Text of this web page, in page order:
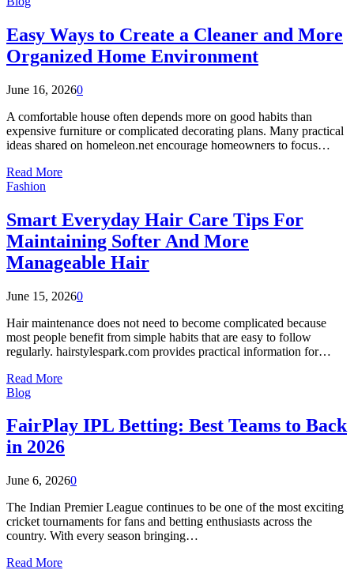
Easy Ways to Create a Cleaner and More
Organized Home Environment
June 16, 20260
A comfortable house often depends more on good habits than
expensive furniture or complicated decorating plans. Many practical
ideas shared on homeleon.net encourage homeowners to focus…
Read More
Fashion
Smart Everyday Hair Care Tips For
Maintaining Softer And More
Manageable Hair
June 15, 20260
Hair maintenance does not need to become complicated because
most people benefit from simple habits that are easy to follow
regularly. hairstylespark.com provides practical information for…
Read More
Blog
FairPlay IPL Betting: Best Teams to Back
in 2026
June 6, 20260
The Indian Premier League continues to be one of the most exciting
cricket tournaments for fans and betting enthusiasts across the
country. With every season bringing…
Read More